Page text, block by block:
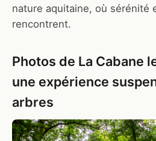
nature aquitaine, où sérénité
rencontrent.
Photos de La Cabane
une expérience
arbres